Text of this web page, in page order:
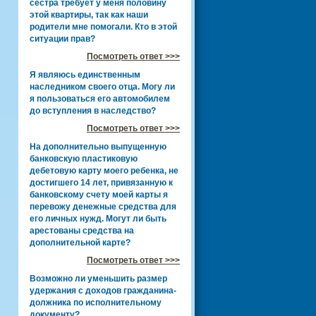
сестра требует у меня половину
этой квартиры, так как наши
родители мне помогали. Кто в этой
ситуации прав?
Посмотреть ответ >>>
Я являюсь единственным
наследником своего отца. Могу ли
я пользоваться его автомобилем
до вступления в наследство?
Посмотреть ответ >>>
На дополнительно выпущенную
банковскую пластиковую
дебетовую карту моего ребенка, не
достигшего 14 лет, привязанную к
банковскому счету моей карты я
перевожу денежные средства для
его личных нужд. Могут ли быть
арестованы средства на
дополнительной карте?
Посмотреть ответ >>>
Возможно ли уменьшить размер
удержания с доходов гражданина-
должника по исполнительному